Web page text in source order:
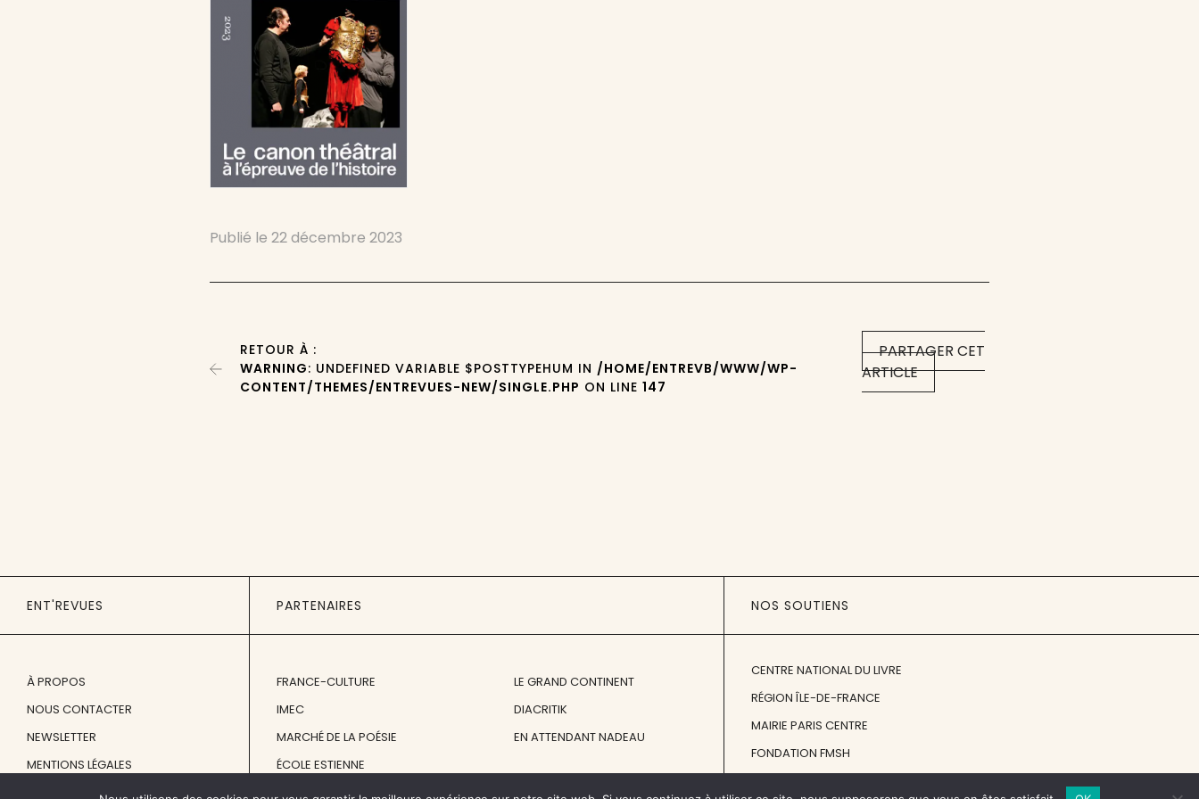
Publié le22 décembre 2023
PARTAGER CET
ARTICLE
RETOUR À :
WARNING: UNDEFINED VARIABLE $POSTTYPEHUM IN /HOME/ENTREVB/WWW/WP-
CONTENT/THEMES/ENTREVUES-NEW/SINGLE.PHP ON LINE147
ENT'REVUES
À PROPOS
NOUS CONTACTER
NEWSLETTER
MENTIONS LÉGALES
PARTENAIRES
FRANCE-CULTURE
IMEC
MARCHÉ DE LA POÉSIE
ÉCOLE ESTIENNE
LE GRAND CONTINENT
DIACRITIK
EN ATTENDANT NADEAU
NOS SOUTIENS
CENTRE NATIONAL DU LIVRE
RÉGION ÎLE-DE-FRANCE
MAIRIE PARIS CENTRE
FONDATION FMSH